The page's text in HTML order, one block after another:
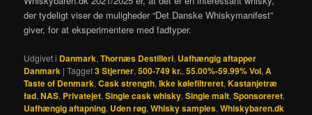
der tydeligt viser de muligheder “Det Danske Whiskymanifest”
giver, for at eksperimentere med fadtyper.
Udgivet i Danmark,Thornæs Destilleri, Uafhængig aftapper
Danmark |Tagget3 Stjerner,500-749 kr.,55.00%-59.99% Vol,A
Taste of Denmark,Cask strength,Ikke kølefiltreret,Kastanjetræ
fad,NAS, Privatejet,Single cask whisky,Single malt,Sponsoreret,
Uafhængig aftapning, Uden røg,Whisky samples,Whiskybaren.dk